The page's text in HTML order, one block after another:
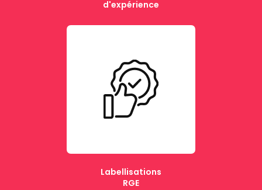
d'expérience
Labellisations
RGE